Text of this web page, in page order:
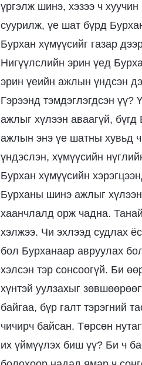
үргэлж шинэ, хэзээ ч
суурилж, үе шат бүрд
Бурхан хүмүүсийг газар
Нигүүлслийн эрин үед
эрин үеийн ажлын үндсэн
Гэрээнд тэмдэглэгдсэн
ажлыг хүлээн аваагүй,
ажлын энэ үе шатны хувьд
үндэслэн, хүмүүсийн
Бурхан хүмүүсийн
Бурханы шинэ ажлыг
хаанчлалд орж чадна.
хэлжээ. Чи эхлээд судлах
бол Бурханаар авруулах
хэлсэн тэр сонсоогүй. Би
хүнтэй уулзахыг
байгаа, бүр галт тэрэгний
чичирч байсан. Төрсөн
их үймүүлэх биш үү? Би ч